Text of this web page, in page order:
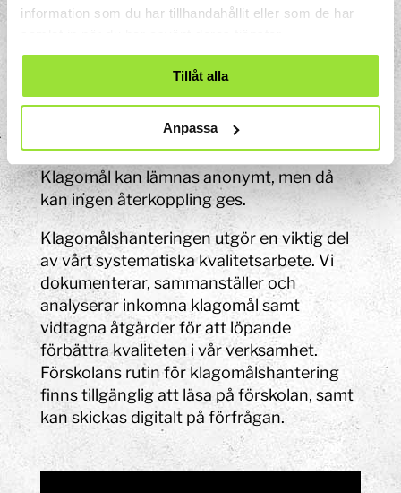
information som du har tillhandahållit eller som de har
Tillåt alla
Anpassa
med förskolans rektor.
Kontaktaasa.dahlin@tomtit.se.Klagomål
styrelseordförande Abraham Halef.
Klagomål kan lämnas anonymt, men då
kan ingen återkoppling ges.
Klagomålshanteringen utgör en viktig del
av vårt systematiska kvalitetsarbete. Vi
dokumenterar, sammanställer och
analyserar inkomna klagomål samt
vidtagna åtgärder för att löpande
förbättra kvaliteten i vår verksamhet.
Förskolans rutin för klagomålshantering
finns tillgänglig att läsa på förskolan, samt
kan skickas digitalt på förfrågan.